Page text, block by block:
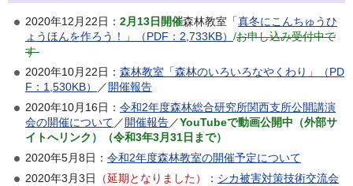
2020年12月22日： 2月13日開催森林教室「真冬にこんちゅうひ
ょうほんを作ろう！」（PDF：2,733KB） /お申し込み受付中で
す
2020年10月22日： 森林教室「森林のいろいろなやくわり」（PD
F：1,530KB）
／開催報告
2020年10月16日： 令和2年度森林総合研究所関西支所公開講演
会の開催について ／開催報告／YouTubeで動画公開中（外部サ
イトへリンク）（令和3年3月31日まで）
2020年5月8日： 令和2年度森林教室の開催予定について
2020年3月3日
（延期となりました） ： シカ被害対策技術交流会